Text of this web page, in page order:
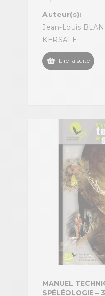
Auteur(s):
Jean-Louis
KERSALE
Lire la suite
MANUEL
SPÉLÉOLOGIE –